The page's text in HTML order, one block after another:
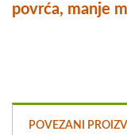
povrća, manje
POVEZANI